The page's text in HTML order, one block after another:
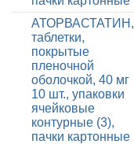
АТОРВАСТАТИН,
таблетки,
покрытые
пленочной
оболочкой, 40 мг
10 шт., упаковки
ячейковые
контурные (3),
пачки картонные